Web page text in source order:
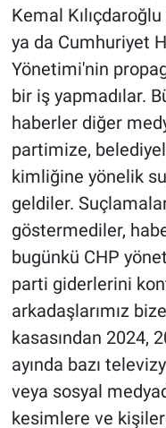
Kemal
ya da Cumhuriyet
Yönetimi'nin
bir iş yapmadılar.
haberler diğer
partimize,
kimliğine yönelik
geldiler.
göstermediler,
bugünkü CHP
parti giderlerini
arkadaşlarımız
kasasından 2024,
ayında bazı
veya sosyal
kesimlere ve